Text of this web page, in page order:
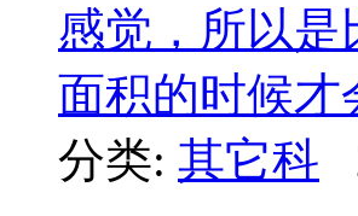
感觉，所以
面积的时候才
分类: 其它科